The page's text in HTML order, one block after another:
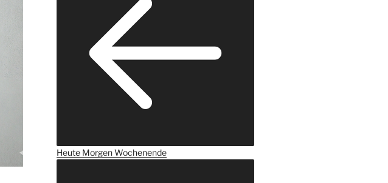
Heute MorgenWochenende